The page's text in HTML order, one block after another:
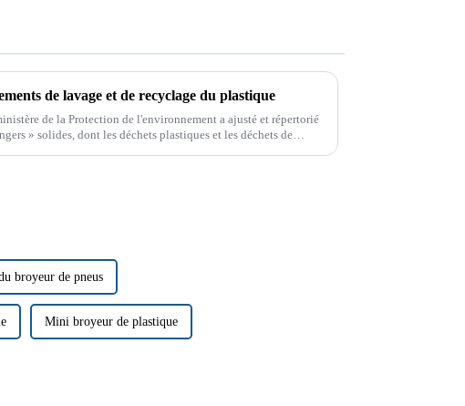
de lavage et de recyclage du plastique
de la Protection de l'environnement a ajusté et répertorié
» solides, dont les déchets plastiques et les déchets de
broyeur de pneus
Mini broyeur de plastique